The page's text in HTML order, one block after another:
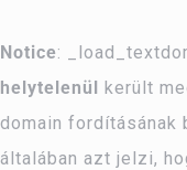
Notice:
helytelenül került
domain fordításának
általában azt jelzi,